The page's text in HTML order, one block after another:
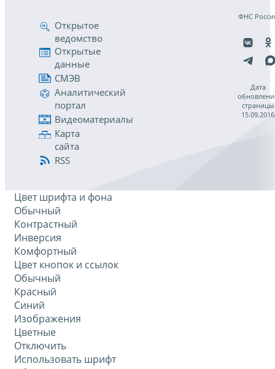
Открытое
ведомство
Открытые
данные
СМЭВ
Аналитический
портал
Видеоматериалы
Карта
сайта
RSS
ФНС
Дата
страницы
15.09.2016
Цвет шрифта и фона
Обычный
Контрастный
Инверсия
Комфортный
Цвет кнопок и ссылок
Обычный
Красный
Синий
Изображения
Цветные
Отключить
Использовать шрифт